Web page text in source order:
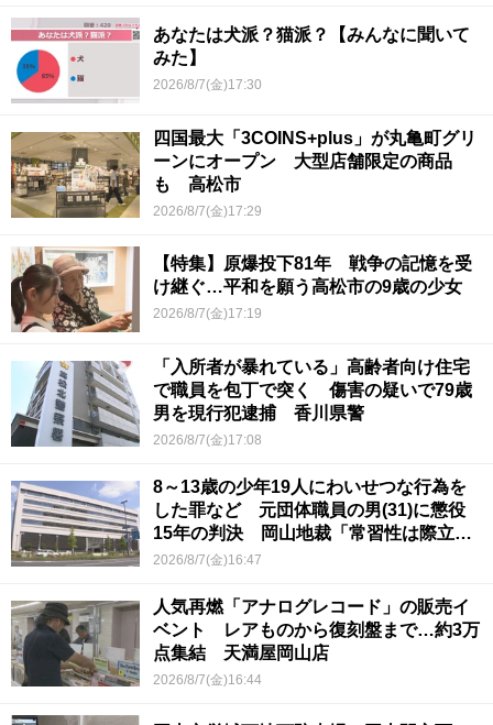
あなたは犬派？猫派？【みんなに聞いて
みた】
2026/8/7(金)17:30
四国最大「3COINS+plus」が丸亀町グリ
ーンにオープン 大型店舗限定の商品
も 高松市
2026/8/7(金)17:29
【特集】原爆投下81年 戦争の記憶を受
け継ぐ…平和を願う高松市の9歳の少女
2026/8/7(金)17:19
「入所者が暴れている」高齢者向け住宅
で職員を包丁で突く 傷害の疑いで79歳
男を現行犯逮捕 香川県警
2026/8/7(金)17:08
8～13歳の少年19人にわいせつな行為を
した罪など 元団体職員の男(31)に懲役
15年の判決 岡山地裁「常習性は際立っ
ていて被害結果も非常に重い」
2026/8/7(金)16:47
人気再燃「アナログレコード」の販売イ
ベント レアものから復刻盤まで…約3万
点集結 天満屋岡山店
2026/8/7(金)16:44